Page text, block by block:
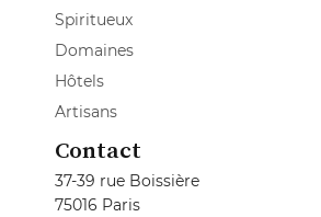
Spiritueux
Domaines
Hôtels
Artisans
Contact
37-39 rue Boissière
75016 Paris